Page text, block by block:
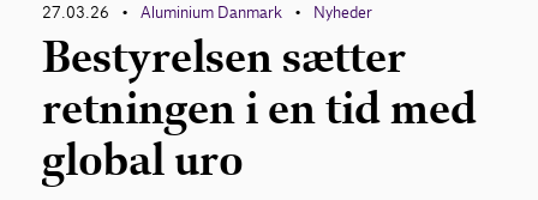
27.03.26 • Aluminium Danmark • Nyheder
Bestyrelsen sætter
retningen i en tid med
global uro